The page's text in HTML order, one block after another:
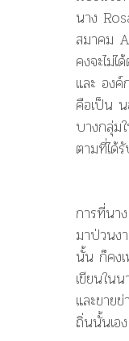
นาง
สมาคม
คงจะไม่
และ อง
คือเป็น น
บางกลุ่ม
ตามที่ได้
การที่น
มาป่วนง
นั้น ก็คงเ
เขียนใน
และขาย
ถิ่นนั้นเอง